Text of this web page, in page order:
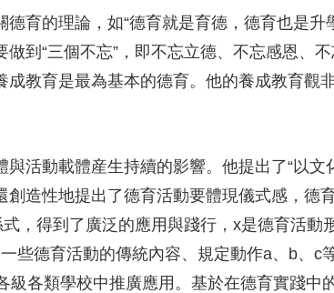
育的理論，如“德育就是育德，德育也是升
到“三個不忘”，即不忘立德、不忘感恩、
教育是最為基本的德育。他的養成教育觀
活動載體産生持續的影響。他提出了“以文
造性地提出了德育活動要體現儀式感，德
，得到了廣泛的應用與踐行，x是德育活動
些德育活動的傳統內容、規定動作a、b、c
各類學校中推廣應用。基於在德育實踐中